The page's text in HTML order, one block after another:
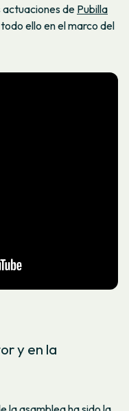
actuaciones de Pubilla
todo ello en el marco del
y en la